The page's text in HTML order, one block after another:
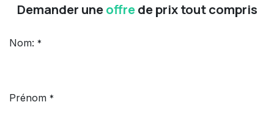
Demander uneoffrede prix tout compris
Nom: *
Prénom *